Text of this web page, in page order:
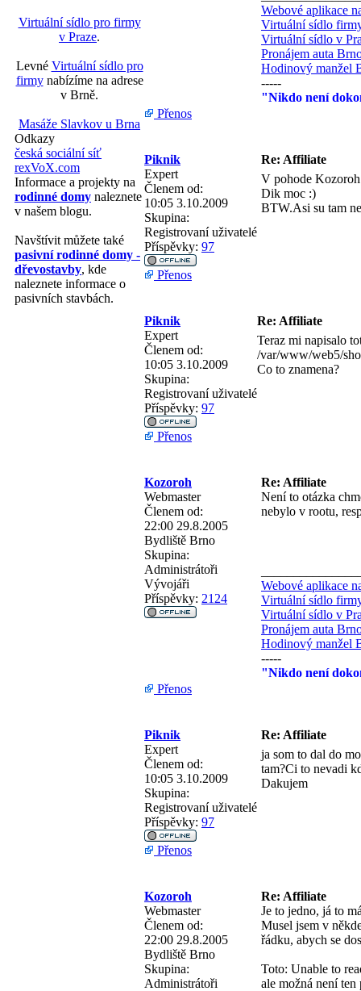
Virtuální sídlo pro firmy
v Praze.
Levné Virtuální sídlo pro
firmynabízíme na adrese
v Brně.
Masáže Slavkov u Brna
Odkazy
česká sociální síť
rexVoX.com
Informace a projekty na
rodinné domy naleznete
v našem blogu.
Navštívit můžete také
pasivní rodinné domy -
dřevostavby, kde
naleznete informace o
pasivních stavbách.
Webové aplikace
Virtuální sídlo
Virtuální sídlo v
Pronájem auta
Hodinový manžel
-----
"Nikdo není
Přenos
Piknik
Re: Affiliate
Expert
Členem od:
10:05 3.10.2009
Skupina:
Registrovaní uživatelé
Příspěvky: 97
V pohode
Dik moc :)
BTW.Asi su tam
Přenos
Piknik
Re: Affiliate
Expert
Členem od:
10:05 3.10.2009
Skupina:
Registrovaní uživatelé
Příspěvky: 97
Teraz mi napisalo
/var/www/web5/
Co to znamena?
Přenos
Kozoroh
Re: Affiliate
Webmaster
Členem od:
22:00 29.8.2005
Bydliště Brno
Skupina:
Administrátoři
Vývojáři
Příspěvky: 2124
Není to otázka
nebylo v rootu,
Webové aplikace
Virtuální sídlo
Virtuální sídlo v
Pronájem auta
Hodinový manžel
-----
"Nikdo není
Přenos
Piknik
Re: Affiliate
Expert
Členem od:
10:05 3.10.2009
Skupina:
Registrovaní uživatelé
Příspěvky: 97
ja som to dal do
tam?Ci to nevadi
Dakujem
Přenos
Kozoroh
Re: Affiliate
Webmaster
Členem od:
22:00 29.8.2005
Bydliště Brno
Skupina:
Administrátoři
Je to jedno, já to
Musel jsem v
řádku, abych se
Toto: Unable to
ale možná není